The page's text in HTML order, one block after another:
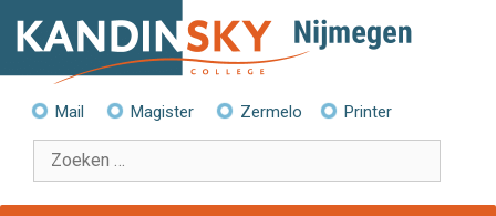
naar
Mail Magister Zermelo Printer
Zoek
naar: